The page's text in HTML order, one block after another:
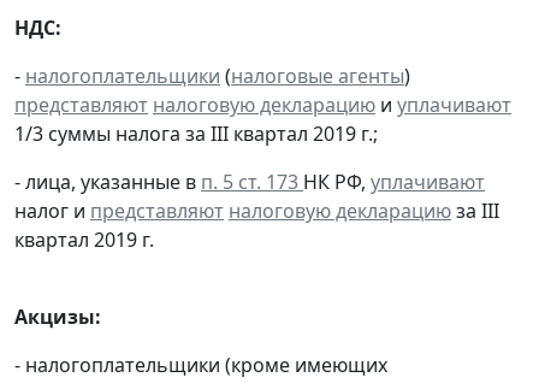
НДС:
- налогоплательщики (налоговые агенты)
представляют налоговую декларацию и уплачивают
1/3 суммы налога за III квартал 2019 г.;
- лица, указанные в п. 5 ст. 173 НК РФ, уплачивают
налог и представляют налоговую декларациюза III
квартал 2019 г.
Акцизы:
- налогоплательщики (кроме имеющих